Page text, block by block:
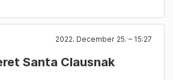
2022. December 25. – 15:27
Santa Clausnak